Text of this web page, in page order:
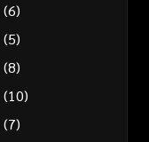
(6)
(5)
(8)
(10)
(7)